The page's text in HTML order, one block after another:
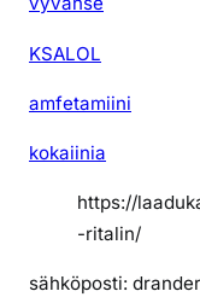
KSALOL
amfetamiini
kokaiinia
https://
-ritalin/
sähköposti: